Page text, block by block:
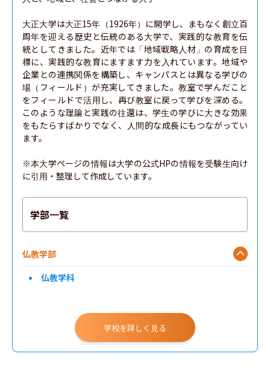
大正大学は大正15年（1926年）に開学し、まもなく創立百
周年を迎える歴史と伝統のある大学で、実践的な教育を伝
統としてきました。近年では「地域戦略人材」の育成を目
標に、実践的な教育にますます力を入れています。地域や
企業との連携関係を構築し、キャンパスとは異なる学びの
場（フィールド）が充実してきました。教室で学んだこと
をフィールドで活用し、再び教室に戻って学びを深める。
このような理論と実践の往還は、学生の学びに大きな効果
をもたらすばかりでなく、人間的な成長にもつながってい
ます。
※本大学ページの情報は大学の公式HPの情報を受験生向け
に引用・整理して作成しています。
学部一覧
仏教学部
仏教学科
学校を詳しく見る